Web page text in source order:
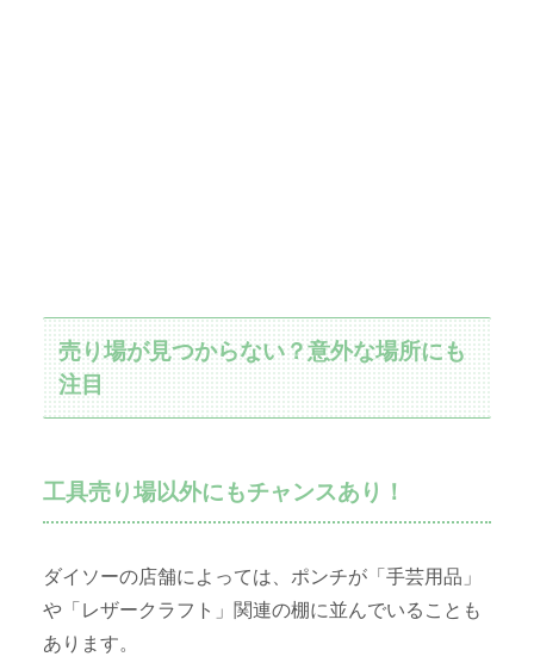
売り場が見つからない？意外な場所にも
注目
工具売り場以外にもチャンスあり！
ダイソーの店舗によっては、ポンチが「手芸用品」
や「レザークラフト」関連の棚に並んでいることも
あります。